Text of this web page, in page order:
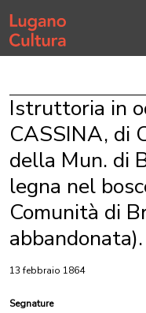
Home page
Istruttoria in
CASSINA, di
della Mun. di
legna nel
Comunità di
13 febbraio 1864
Segnature